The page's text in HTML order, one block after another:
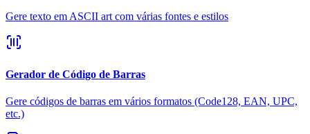
Gere texto em ASCII art com várias fontes e estilos
Gerador de Código de Barras
Gere códigos de barras em vários formatos (Code128, EAN, UPC,
etc.)